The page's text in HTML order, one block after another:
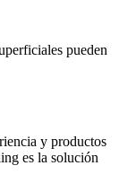
pueden
y productos
es la solución